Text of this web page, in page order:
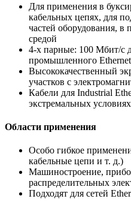
Для применения в
кабельных цепях, для
частей оборудования,
средой
4-х парные: 100 Мбит/с
промышленного Ethernet
Высококачественный
участков с
Кабели для Industrial
экстремальных
Области применения
Особо гибкое
кабельные цепи и т. д.)
Машиностроение,
распределительных
Подходят для сетей